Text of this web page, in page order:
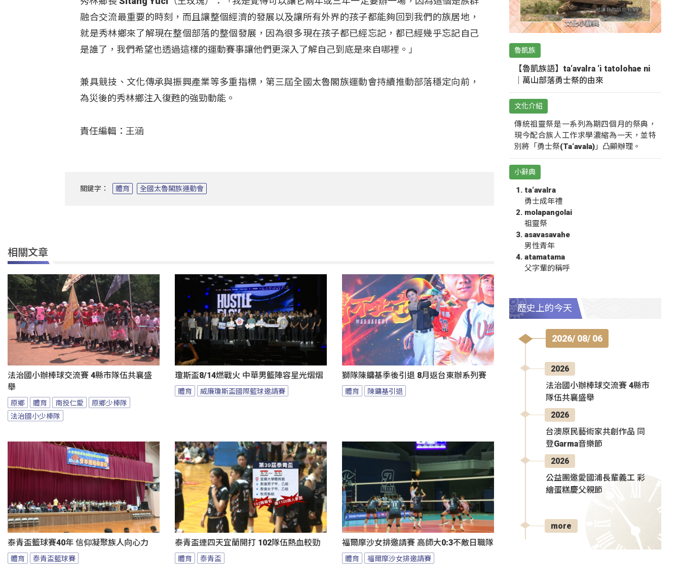
融合交流最重要的時刻，而且讓整個經濟的發展以及讓所有外界的孩子都能夠回到我們的族居地，
就是秀林鄉來了解現在整個部落的整個發展，因為很多現在孩子都已經忘記，都已經幾乎忘記自己
是誰了，我們希望也透過這樣的運動賽事讓他們更深入了解自己到底是來自哪裡。」
兼具競技、文化傳承與振興產業等多重指標，第三屆全國太魯閣族運動會持續推動部落穩定向前，
為災後的秀林鄉注入復甦的強勁動能。
責任編輯：王涵
關鍵字： 體育 全國太魯閣族運動會
相關文章
法治國小辦棒球交流賽 4縣市隊伍共襄盛
舉
原鄉 體育 南投仁愛
原鄉少棒隊
法治國小少棒隊
瓊斯盃8/14燃戰火 中華男籃陣容星光熠熠
體育 威廉瓊斯盃國際籃球邀請賽
獅隊陳鏞基季後引退 8月返台東辦系列賽
體育 陳鏞基引退
泰青盃籃球賽40年 信仰凝聚族人向心力
體育 泰青盃籃球賽
泰青盃連四天宜蘭開打 102隊伍熱血較勁
體育 泰青盃
福爾摩沙女排邀請賽 高師大0:3不敵日職隊
體育 福爾摩沙女排邀請賽
魯凱族
【魯凱族語】ta‘avalra ‘i tatolohae ni
｜萬山部落勇士祭的由來
文化介紹
傳統祖靈祭是一系列為期四個月的祭典，
現今配合族人工作求學濃縮為一天，並特
別將「勇士祭(Ta‘avala)」凸顯辦理。
小辭典
ta‘avalra
勇士成年禮
molapangolai
祖靈祭
asavasavahe
男性青年
atamatama
父字輩的稱呼
歷史上的今天
2026/ 08/ 06
2026
法治國小辦棒球交流賽 4縣市
隊伍共襄盛舉
2026
台澳原民藝術家共創作品 同
登Garma音樂節
2026
公益團邀愛國浦長輩義工 彩
繪蛋糕慶父親節
more